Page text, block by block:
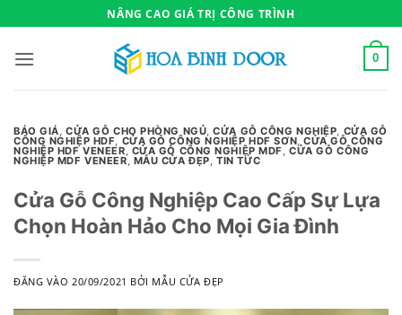
qua
nội
NÂNG CAO GIÁ TRỊ CÔNG TRÌNH
0
BÁO GIÁ,CỬA GỖ CHO PHÒNG NGỦ,CỬA GỖ CÔNG NGHIỆP, CỬA GỖ
CÔNG NGHIỆP HDF, CỬA GỖ CÔNG NGHIỆP HDF SƠN,CỬA GỖ CÔNG
NGHIỆP HDF VENEER, CỬA GỖ CÔNG NGHIỆP MDF ,CỬA GỖ CÔNG
NGHIỆP MDF VENEER, MẪU CỬA ĐẸP, TIN TỨC
Cửa Gỗ Công Nghiệp Cao Cấp Sự Lựa
Chọn Hoàn Hảo Cho Mọi Gia Đình
ĐĂNG VÀO 20/09/2021 BỞI MẪU CỬA ĐẸP